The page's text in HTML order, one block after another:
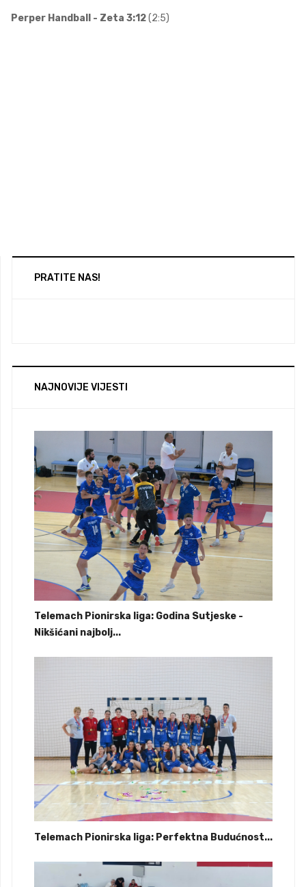
Perper Handball - Zeta 3:12(2:5)
PRATITE NAS!
NAJNOVIJE VIJESTI
Telemach Pionirska liga: Godina Sutjeske -
Nikšićani najbolj...
Telemach Pionirska liga: Perfektna Budućnost...